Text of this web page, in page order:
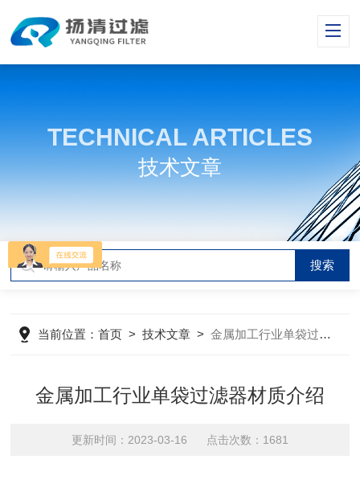
TECHNICAL ARTICLES
技术文章
当前位置：首页 >技术文章 >金属加工行业单袋过滤器材质介绍
金属加工行业单袋过滤器材质介绍
更新时间：2023-03-16 点击次数：1681